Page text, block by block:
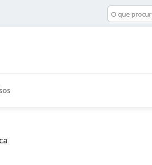
Pesquisa
de